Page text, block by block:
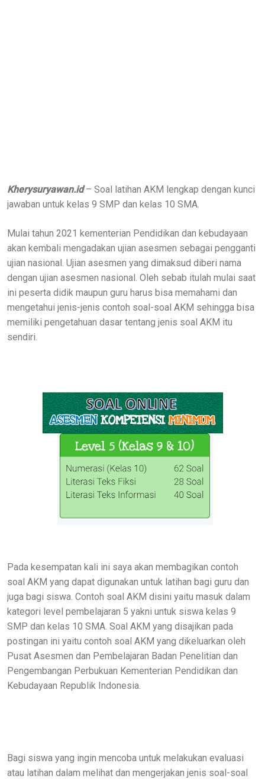
Kherysuryawan.id– Soal latihan AKM lengkap dengan kunci
jawaban untuk kelas 9 SMP dan kelas 10 SMA.
Mulai tahun 2021 kementerian Pendidikan dan kebudayaan
akan kembali mengadakan ujian asesmen sebagai pengganti
ujian nasional. Ujian asesmen yang dimaksud diberi nama
dengan ujian asesmen nasional. Oleh sebab itulah mulai saat
ini peserta didik maupun guru harus bisa memahami dan
mengetahui jenis-jenis contoh soal-soal AKM sehingga bisa
memiliki pengetahuan dasar tentang jenis soal AKM itu
sendiri.
Pada kesempatan kali ini saya akan membagikan contoh
soal AKM yang dapat digunakan untuk latihan bagi guru dan
juga bagi siswa. Contoh soal AKM disini yaitu masuk dalam
kategori level pembelajaran 5 yakni untuk siswa kelas 9
SMP dan kelas 10 SMA. Soal AKM yang disajikan pada
postingan ini yaitu contoh soal AKM yang dikeluarkan oleh
Pusat Asesmen dan Pembelajaran Badan Penelitian dan
Pengembangan Perbukuan Kementerian Pendidikan dan
Kebudayaan Republik Indonesia.
Bagi siswa yang ingin mencoba untuk melakukan evaluasi
atau latihan dalam melihat dan mengerjakan jenis soal-soal